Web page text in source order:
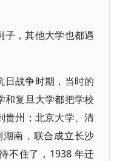
子，其他大学也都遇
日战争时期，当时的
和复旦大学都把学校
贵州；北京大学、清
南，联合成立长沙
不住了，1938 年迁